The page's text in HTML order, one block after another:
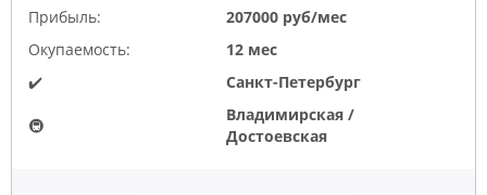
Прибыль:
207000 руб/мес
Окупаемость:
12 мес
✔️
Санкт-Петербург
🚇
Владимирская /
Достоевская